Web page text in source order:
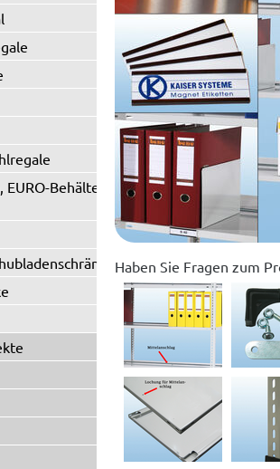
Behälter
Haben Sie Fragen zum